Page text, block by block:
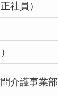
社員）
介護事業部